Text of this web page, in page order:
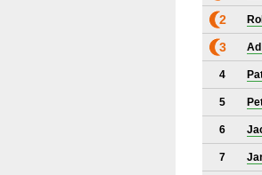
2
3
4
5
6
7